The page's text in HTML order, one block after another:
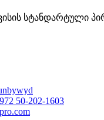
სტანდარტული
50-202-1603